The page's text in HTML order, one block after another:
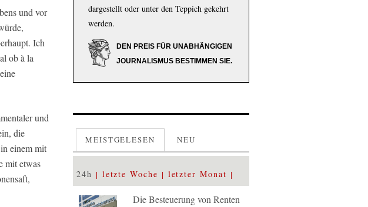
und vor
Ich
ob à la
und
die
einem mit
mit etwas
dargestellt oder unter den Teppich gekehrt
werden.
DEN PREIS FÜR UNABHÄNGIGEN
JOURNALISMUS BESTIMMEN SIE.
MEISTGELESEN NEU
24h letzte Woche letzter Monat
Die Besteuerung von Renten